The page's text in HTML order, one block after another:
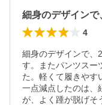
細身のデザイン
4
細身のデザインで、
す。またパンツスー
た。軽くて履きやす
一点減点したのは、
が、よく踵が脱げそ